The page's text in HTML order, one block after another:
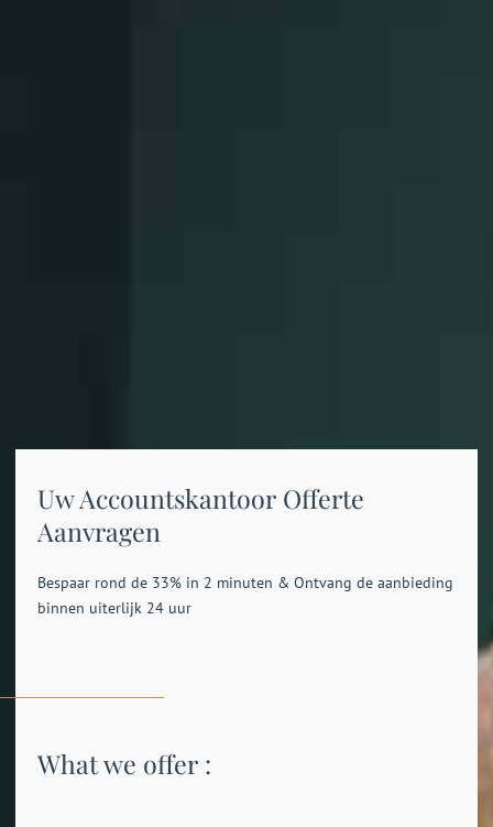
Uw Accountskantoor Offerte
Aanvragen
Bespaar rond de 33% in 2 minuten & Ontvang de aanbieding
binnen uiterlijk 24 uur
What we offer :